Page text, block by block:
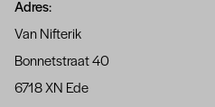
Adres:
Van Nifterik
Bonnetstraat 40
6718 XN Ede